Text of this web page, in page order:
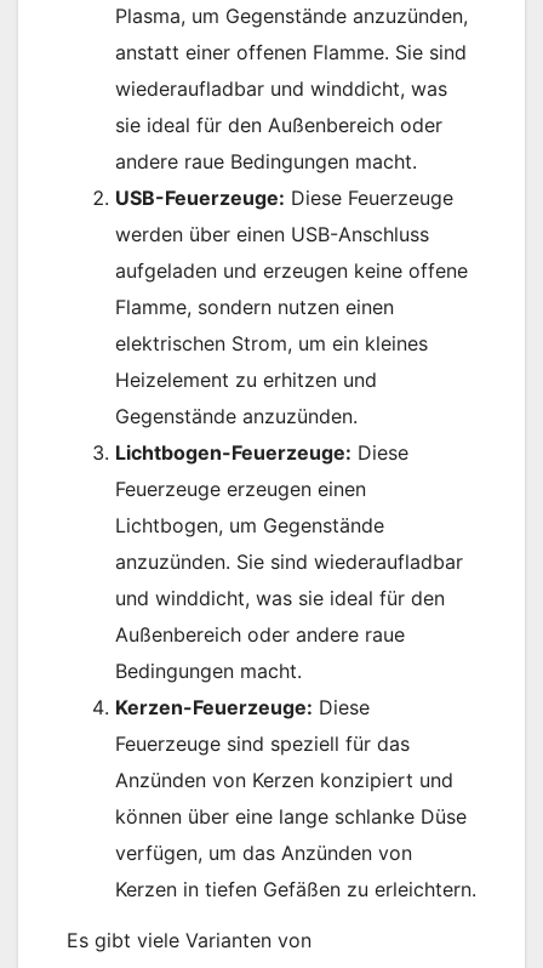
Plasma, um Gegenstände anzuzünden,
anstatt einer offenen Flamme. Sie sind
wiederaufladbar und winddicht, was
sie ideal für den Außenbereich oder
andere raue Bedingungen macht.
USB-Feuerzeuge: Diese Feuerzeuge
werden über einen USB-Anschluss
aufgeladen und erzeugen keine offene
Flamme, sondern nutzen einen
elektrischen Strom, um ein kleines
Heizelement zu erhitzen und
Gegenstände anzuzünden.
Lichtbogen-Feuerzeuge: Diese
Feuerzeuge erzeugen einen
Lichtbogen, um Gegenstände
anzuzünden. Sie sind wiederaufladbar
und winddicht, was sie ideal für den
Außenbereich oder andere raue
Bedingungen macht.
Kerzen-Feuerzeuge: Diese
Feuerzeuge sind speziell für das
Anzünden von Kerzen konzipiert und
können über eine lange schlanke Düse
verfügen, um das Anzünden von
Kerzen in tiefen Gefäßen zu erleichtern.
Es gibt viele Varianten von